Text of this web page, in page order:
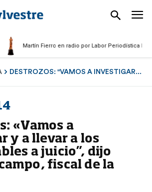
Martín Fierro en radio por Labor Periodística
DESTROZOS: "VAMOS A INVESTIGAR...
«Vamos a
y a llevar a los
a juicio”, dijo
fiscal de la